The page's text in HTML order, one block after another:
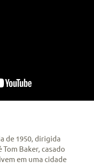
de 1950, dirigida
Baker, casado
em uma cidade